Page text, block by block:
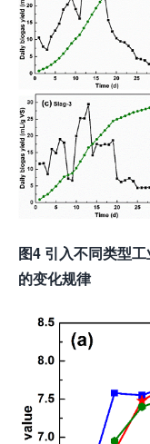
图4 引入不同类型
的变化规律